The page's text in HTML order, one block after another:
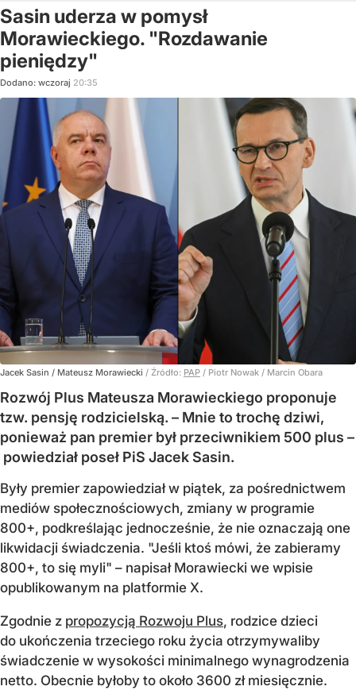
Sasin uderza w pomysł
Morawieckiego. "Rozdawanie
pieniędzy"
Dodano: wczoraj 20:35
Jacek Sasin / Mateusz Morawiecki / Źródło: PAP / Piotr Nowak / Marcin Obara
Rozwój Plus Mateusza Morawieckiego proponuje
tzw. pensję rodzicielską. – Mnie to trochę dziwi,
ponieważ pan premier był przeciwnikiem 500 plus –
powiedział poseł PiS Jacek Sasin.
Były premier zapowiedział w piątek, za pośrednictwem
mediów społecznościowych, zmiany w programie
800+, podkreślając jednocześnie, że nie oznaczają one
likwidacji świadczenia. "Jeśli ktoś mówi, że zabieramy
800+, to się myli" – napisał Morawiecki we wpisie
opublikowanym na platformie X.
Zgodnie z propozycją Rozwoju Plus, rodzice dzieci
do ukończenia trzeciego roku życia otrzymywaliby
świadczenie w wysokości minimalnego wynagrodzenia
netto. Obecnie byłoby to około 3600 zł miesięcznie.